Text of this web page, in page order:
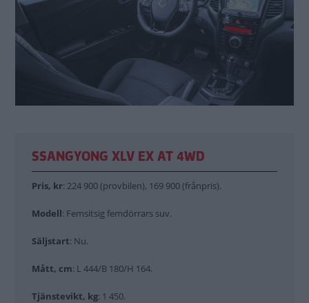
SSANGYONG XLV EX AT 4WD
Pris, kr: 224 900 (provbilen), 169 900 (frånpris).
Modell: Femsitsig femdörrars suv.
Säljstart: Nu.
Mått, cm: L 444/B 180/H 164.
Tjänstevikt, kg: 1 450.